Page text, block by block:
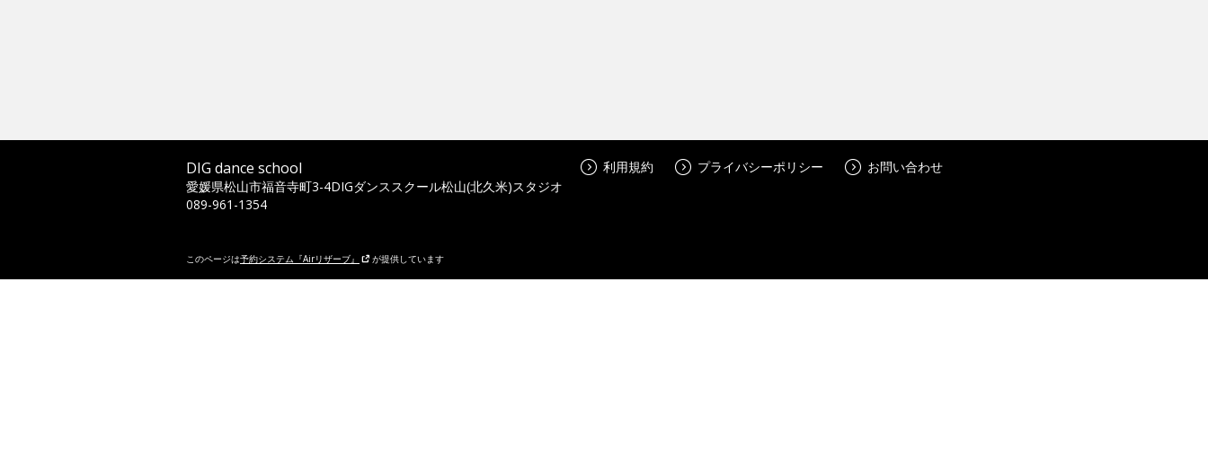
DIG dance school
愛媛県松山市福音寺町3-4DIGダンススクール松山(北久米)スタジオ
089-961-1354
利用規約 プライバシーポリシー お問い合わせ
このページは予約システム『Airリザーブ』 が提供しています